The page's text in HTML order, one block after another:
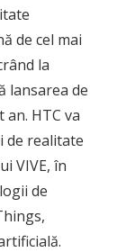
de cel mai
la
lansarea de
an. HTC va
de realitate
VIVE, în
de